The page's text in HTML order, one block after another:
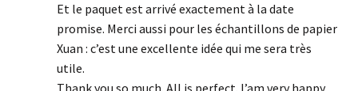
Et le paquet est arrivé exactement à la date
promise. Merci aussi pour les échantillons de papier
Xuan : c’est une excellente idée qui me sera très
utile.